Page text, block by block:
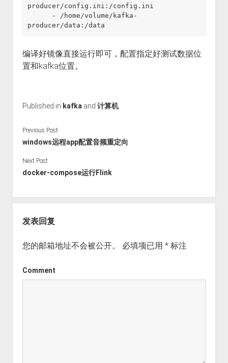
producer/config.ini:/config.ini
编译好镜像直接运行即可，配置指定好测试数据位
置和kafka位置。
Published in kafka and 计算机
Previous Post
windows远程app配置音频重定向
Next Post
docker-compose运行Flink
发表回复
您的邮箱地址不会被公开。 必填项已用 *标注
Comment